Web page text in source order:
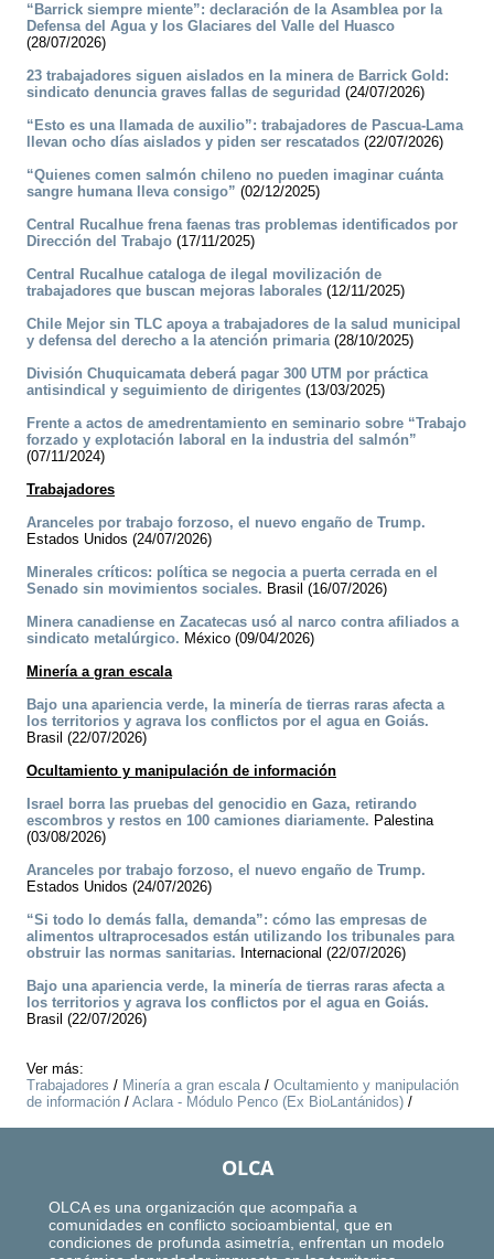
“Barrick siempre miente”: declaración de la Asamblea por la
Defensa del Agua y los Glaciares del Valle del Huasco
(28/07/2026)
23 trabajadores siguen aislados en la minera de Barrick Gold:
sindicato denuncia graves fallas de seguridad (24/07/2026)
“Esto es una llamada de auxilio”: trabajadores de Pascua-Lama
llevan ocho días aislados y piden ser rescatados (22/07/2026)
“Quienes comen salmón chileno no pueden imaginar cuánta
sangre humana lleva consigo” (02/12/2025)
Central Rucalhue frena faenas tras problemas identificados por
Dirección del Trabajo (17/11/2025)
Central Rucalhue cataloga de ilegal movilización de
trabajadores que buscan mejoras laborales (12/11/2025)
Chile Mejor sin TLC apoya a trabajadores de la salud municipal
y defensa del derecho a la atención primaria(28/10/2025)
División Chuquicamata deberá pagar 300 UTM por práctica
antisindical y seguimiento de dirigentes (13/03/2025)
Frente a actos de amedrentamiento en seminario sobre “Trabajo
forzado y explotación laboral en la industria del salmón”
(07/11/2024)
Trabajadores
Aranceles por trabajo forzoso, el nuevo engaño de Trump.
Estados Unidos (24/07/2026)
Minerales críticos: política se negocia a puerta cerrada en el
Senado sin movimientos sociales. Brasil (16/07/2026)
Minera canadiense en Zacatecas usó al narco contra afiliados a
sindicato metalúrgico. México (09/04/2026)
Minería a gran escala
Bajo una apariencia verde, la minería de tierras raras afecta a
los territorios y agrava los conflictos por el agua en Goiás.
Brasil (22/07/2026)
Ocultamiento y manipulación de información
Israel borra las pruebas del genocidio en Gaza, retirando
escombros y restos en 100 camiones diariamente. Palestina
(03/08/2026)
Aranceles por trabajo forzoso, el nuevo engaño de Trump.
Estados Unidos (24/07/2026)
“Si todo lo demás falla, demanda”: cómo las empresas de
alimentos ultraprocesados están utilizando los tribunales para
obstruir las normas sanitarias. Internacional (22/07/2026)
Bajo una apariencia verde, la minería de tierras raras afecta a
los territorios y agrava los conflictos por el agua en Goiás.
Brasil (22/07/2026)
Ver más:
Trabajadores / Minería a gran escala/ Ocultamiento y manipulación
de información / Aclara - Módulo Penco (Ex BioLantánidos) /
OLCA
OLCA es una organización que acompaña a
comunidades en conflicto socioambiental, que en
condiciones de profunda asimetría, enfrentan un modelo